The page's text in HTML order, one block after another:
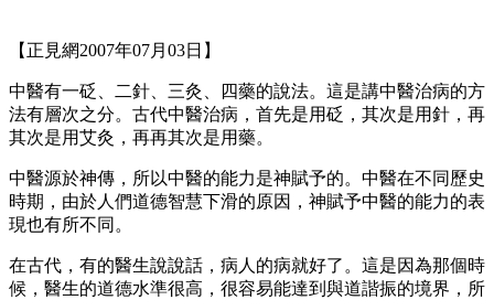
【正見網2007年07月03日】
中醫有一砭、二針、三灸、四藥的說法。這是講中醫治病的方
法有層次之分。古代中醫治病，首先是用砭，其次是用針，再
其次是用艾灸，再再其次是用藥。
中醫源於神傳，所以中醫的能力是神賦予的。中醫在不同歷史
時期，由於人們道德智慧下滑的原因，神賦予中醫的能力的表
現也有所不同。
在古代，有的醫生說說話，病人的病就好了。這是因為那個時
候，醫生的道德水準很高，很容易能達到與道諧振的境界，所